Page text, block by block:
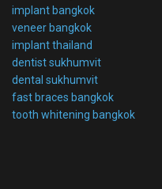
implant bangkok
veneer bangkok
implant thailand
dentist sukhumvit
dental sukhumvit
fast braces bangkok
tooth whitening bangkok